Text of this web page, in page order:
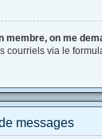
membre, on me
courriels via le
messages